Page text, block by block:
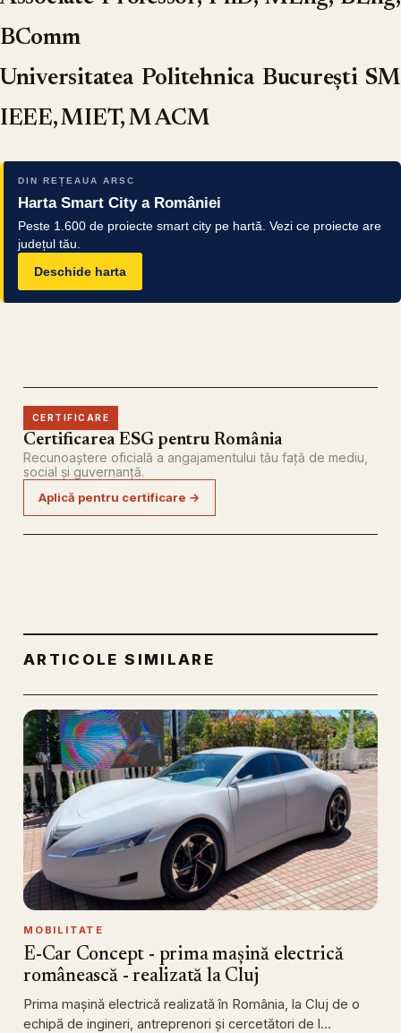
BComm
Universitatea Politehnica BucureștiSM
IEEE, MIET, M ACM
DIN REȚEAUA ARSC
Harta Smart City a României
Peste 1.600 de proiecte smart city pe hartă. Vezi ce proiecte are
județul tău.
Deschide harta
CERTIFICARE
Certificarea ESG pentru România
Recunoaștere oficială a angajamentului tău față de mediu,
social și guvernanță.
Aplică pentru certificare →
ARTICOLE SIMILARE
MOBILITATE
E-Car Concept - prima mașină electrică
românească - realizată la Cluj
Prima mașină electrică realizată în România, la Cluj de o
echipă de ingineri, antreprenori și cercetători de l…